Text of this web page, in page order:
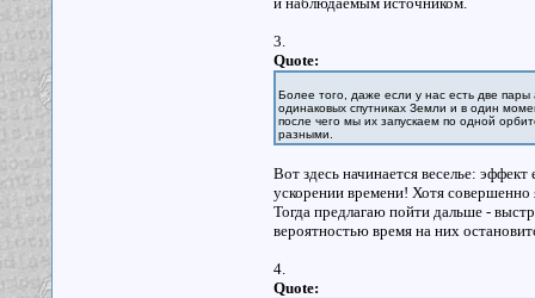
3.
Quote:
Более того, даже если у нас есть две
одинаковых спутниках Земли и в один
после чего мы их запускаем по одной
разными.
Вот здесь начинается веселье:
ускорении времени! Хотя совершенно
Тогда предлагаю пойти дальше -
вероятностью время на них
4.
Quote: